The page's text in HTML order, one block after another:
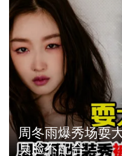
周冬雨爆秀场耍
臭脸不配合